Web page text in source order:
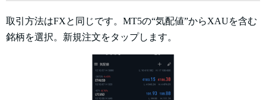
取引方法はFXと同じです。MT5の“気配値”からXAUを含む
銘柄を選択。新規注文をタップします。